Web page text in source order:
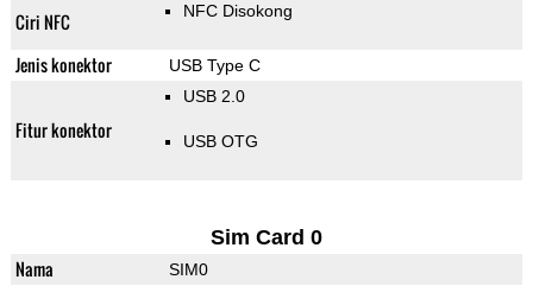
Ciri NFC NFC Disokong
Jenis konektor USB Type C
Fitur konektor
USB 2.0
USB OTG
Sim Card 0
Nama SIM0